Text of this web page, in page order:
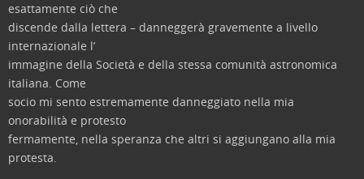
esattamente ciò che
discende dalla lettera – danneggerà gravemente a livello
internazionale l’
immagine della Società e della stessa comunità astronomica
italiana. Come
socio mi sento estremamente danneggiato nella mia
onorabilità e protesto
fermamente, nella speranza che altri si aggiungano alla mia
protesta.